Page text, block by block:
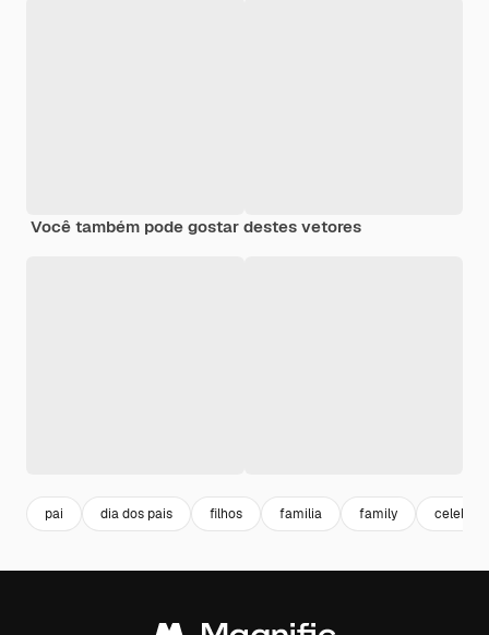
Você também pode gostar destes vetores
pai dia dos pais filhos familia family